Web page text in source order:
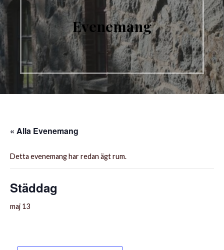
Evenemang
« Alla Evenemang
Detta evenemang har redan ägt rum.
Städdag
maj 13